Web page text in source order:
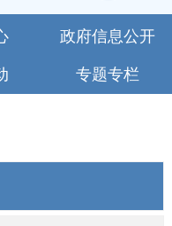
政府信息公开
专题专栏